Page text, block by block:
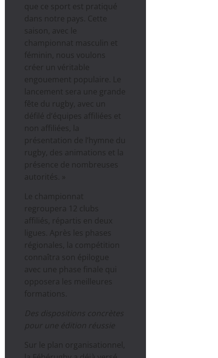
que ce sport est pratiqué
dans notre pays. Cette
saison, avec le
championnat masculin et
féminin, nous voulons
créer un véritable
engouement populaire. Le
lancement sera une grande
fête du rugby, avec un
défilé d’équipes affiliées et
non affiliées, la
présentation de l’hymne du
rugby, des animations et la
présence de nombreuses
autorités. »
Le championnat
regroupera 12 clubs
affiliés, répartis en deux
ligues. Après les phases
régionales, la compétition
connaîtra son épilogue
avec une phase finale qui
opposera les meilleures
formations.
Des dispositions concrètes
pour une édition réussie
Sur le plan organisationnel,